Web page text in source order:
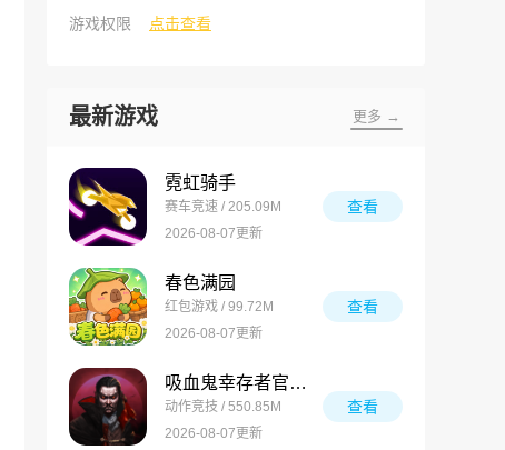
游戏权限
点击查看
最新游戏 更多 →
霓虹骑手
赛车竞速 / 205.09M
2026-08-07更新
查看
春色满园
红包游戏 / 99.72M
2026-08-07更新
查看
吸血鬼幸存者官方正版
动作竞技 / 550.85M
2026-08-07更新
查看